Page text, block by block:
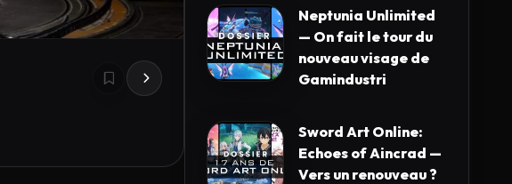
Neptunia Unlimited
— On fait le tour du
nouveau visage de
Gamindustri
Sword Art Online:
Echoes of Aincrad —
Vers un renouveau ?